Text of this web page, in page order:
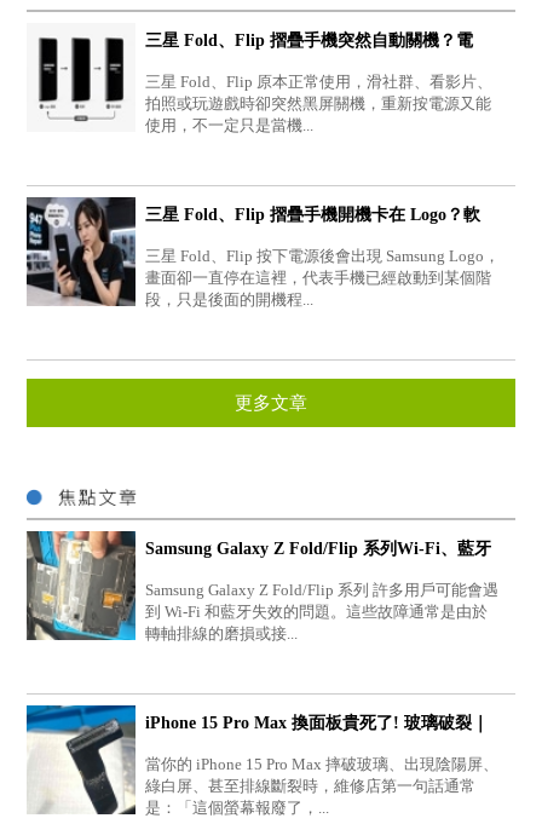
三星 Fold、Flip 摺疊手機突然自動關機？電
池、供電...
三星 Fold、Flip 原本正常使用，滑社群、看影片、
拍照或玩遊戲時卻突然黑屏關機，重新按電源又能
使用，不一定只是當機...
三星 Fold、Flip 摺疊手機開機卡在 Logo？軟
體、硬體...
三星 Fold、Flip 按下電源後會出現 Samsung Logo，
畫面卻一直停在這裡，代表手機已經啟動到某個階
段，只是後面的開機程...
更多文章
Samsung Galaxy Z Fold/Flip 系列Wi-Fi、藍牙
失效的...
Samsung Galaxy Z Fold/Flip 系列 許多用戶可能會遇
到 Wi-Fi 和藍牙失效的問題。這些故障通常是由於
轉軸排線的磨損或接...
iPhone 15 Pro Max 換面板貴死了! 玻璃破裂｜
陰陽屏...
當你的 iPhone 15 Pro Max 摔破玻璃、出現陰陽屏、
綠白屏、甚至排線斷裂時，維修店第一句話通常
是：「這個螢幕報廢了，...